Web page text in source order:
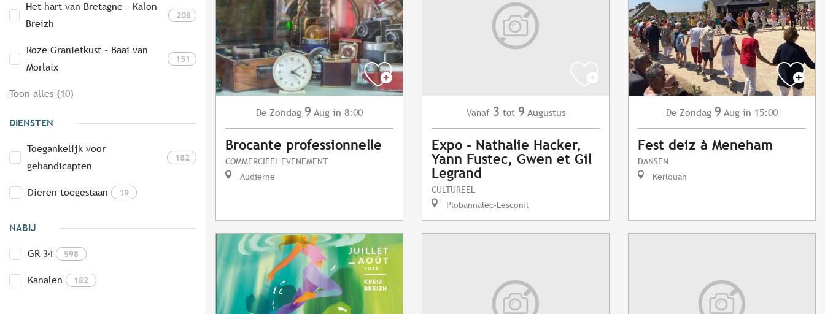
Het hart van Bretagne - Kalon
Breizh
208
Roze Granietkust - Baai van
Morlaix
151
Toon alles (10)
DIENSTEN
Toegankelijk voor
gehandicapten
182
Dieren toegestaan 19
NABIJ
GR 34 598
Kanalen 182
De Zondag 9 Aug in 8:00
Brocante professionnelle
COMMERCIEEL EVENEMENT
Audierne
Vanaf 3 tot 9 Augustus
Expo - Nathalie Hacker,
Yann Fustec, Gwen et Gil
Legrand
CULTUREEL
Plobannalec-Lesconil
De Zondag 9 Aug in 15:00
Fest deiz à Meneham
DANSEN
Kerlouan